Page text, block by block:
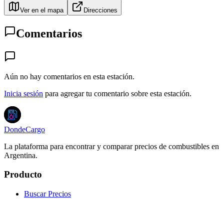
Ver en el mapa Direcciones
Comentarios
Aún no hay comentarios en esta estación.
Inicia sesión para agregar tu comentario sobre esta estación.
DondeCargo
La plataforma para encontrar y comparar precios de combustibles en
Argentina.
Producto
Buscar Precios